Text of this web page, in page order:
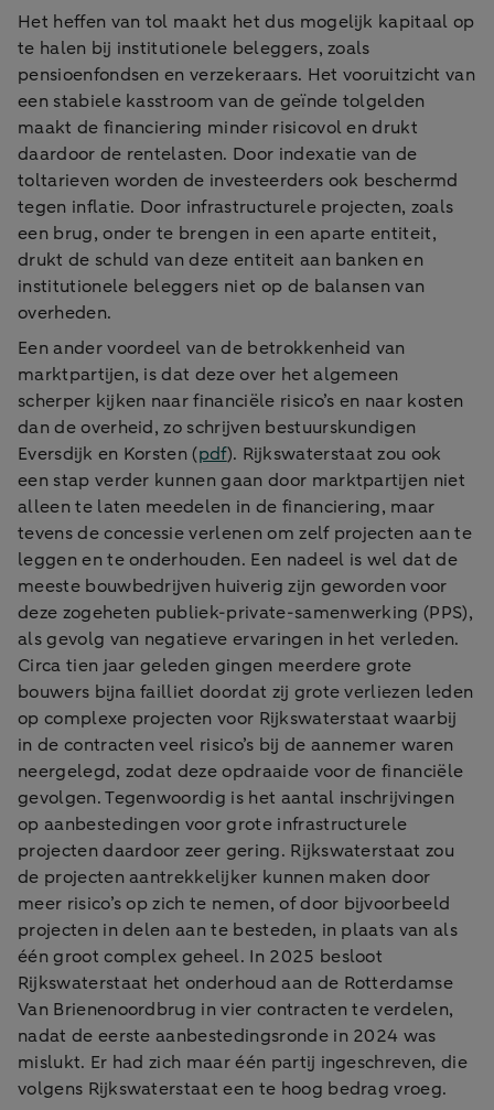
Het heffen van tol maakt het dus mogelijk kapitaal op
te halen bij institutionele beleggers, zoals
pensioenfondsen en verzekeraars. Het vooruitzicht van
een stabiele kasstroom van de geïnde tolgelden
maakt de financiering minder risicovol en drukt
daardoor de rentelasten. Door indexatie van de
toltarieven worden de investeerders ook beschermd
tegen inflatie. Door infrastructurele projecten, zoals
een brug, onder te brengen in een aparte entiteit,
drukt de schuld van deze entiteit aan banken en
institutionele beleggers niet op de balansen van
overheden.
Een ander voordeel van de betrokkenheid van
marktpartijen, is dat deze over het algemeen
scherper kijken naar financiële risico’s en naar kosten
dan de overheid, zo schrijven bestuurskundigen
Eversdijk en Korsten (pdf). Rijkswaterstaat zou ook
een stap verder kunnen gaan door marktpartijen niet
alleen te laten meedelen in de financiering, maar
tevens de concessie verlenen om zelf projecten aan te
leggen en te onderhouden. Een nadeel is wel dat de
meeste bouwbedrijven huiverig zijn geworden voor
deze zogeheten publiek-private-samenwerking (PPS),
als gevolg van negatieve ervaringen in het verleden.
Circa tien jaar geleden gingen meerdere grote
bouwers bijna failliet doordat zij grote verliezen leden
op complexe projecten voor Rijkswaterstaat waarbij
in de contracten veel risico’s bij de aannemer waren
neergelegd, zodat deze opdraaide voor de financiële
gevolgen. Tegenwoordig is het aantal inschrijvingen
op aanbestedingen voor grote infrastructurele
projecten daardoor zeer gering. Rijkswaterstaat zou
de projecten aantrekkelijker kunnen maken door
meer risico’s op zich te nemen, of door bijvoorbeeld
projecten in delen aan te besteden, in plaats van als
één groot complex geheel. In 2025 besloot
Rijkswaterstaat het onderhoud aan de Rotterdamse
Van Brienenoordbrug in vier contracten te verdelen,
nadat de eerste aanbestedingsronde in 2024 was
mislukt. Er had zich maar één partij ingeschreven, die
volgens Rijkswaterstaat een te hoog bedrag vroeg.